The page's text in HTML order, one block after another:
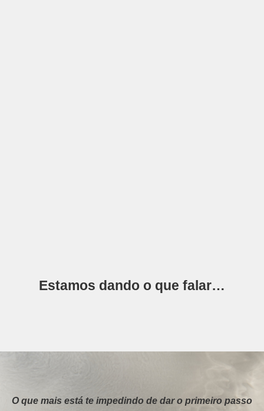
Estamos dando o que falar…
O que mais está te impedindo de dar o primeiro passo